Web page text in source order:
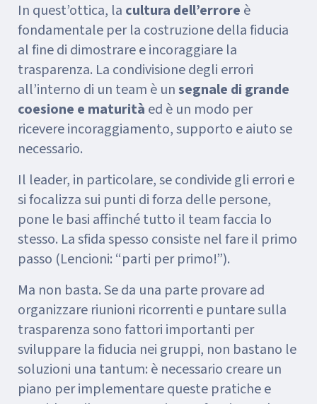
In quest’ottica, la cultura dell’errore è
fondamentale per la costruzione della fiducia
al fine di dimostrare e incoraggiare la
trasparenza. La condivisione degli errori
all’interno di un team è unsegnale di grande
coesione e maturità ed è un modo per
ricevere incoraggiamento, supporto e aiuto se
necessario.
Il leader, in particolare, se condivide gli errori e
si focalizza sui punti di forza delle persone,
pone le basi affinché tutto il team faccia lo
stesso. La sfida spesso consiste nel fare il primo
passo (Lencioni: “parti per primo!”).
Ma non basta. Se da una parte provare ad
organizzare riunioni ricorrenti e puntare sulla
trasparenza sono fattori importanti per
sviluppare la fiducia nei gruppi, non bastano le
soluzioni una tantum: è necessario creare un
piano per implementare queste pratiche e